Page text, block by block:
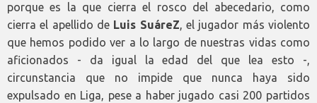
porque es la que cierra el rosco del abecedario, como
cierra el apellido de Luis SuáreZ, el jugador más violento
que hemos podido ver a lo largo de nuestras vidas como
aficionados - da igual la edad del que lea esto -,
circunstancia que no impide que nunca haya sido
expulsado en Liga, pese a haber jugado casi 200 partidos